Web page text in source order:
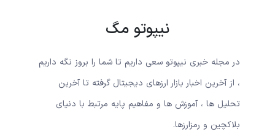
نیپوتو مگ
در مجله خبری نیپوتو سعی داریم تا شما را بروز نگه داریم
، از آخرین اخبار بازار ارزهای دیجیتال گرفته تا آخرین
تحلیل ها ، آموزش ها و مفاهیم پایه مرتبط با دنیای
بلاکچین و رمزارزها.